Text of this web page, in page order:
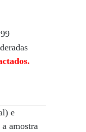
e
amostra